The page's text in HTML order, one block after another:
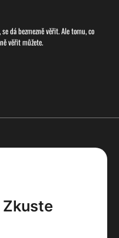
dá bezmezně věřit. Ale tomu, co
věřit můžete.